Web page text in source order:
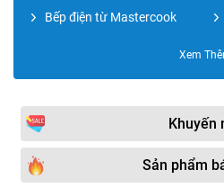
Bếp điện từ Mastercook
Bếp điện từ Grasso
Bếp điện từ KOCHER
Bếp điện từ Hitachi
Xem
Khuyến
Sản phẩm